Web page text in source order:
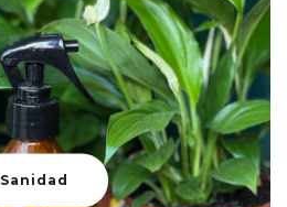
Sanidad